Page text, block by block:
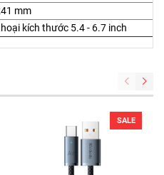
mm
kích thước 5.4 - 6.7 inch
SALE